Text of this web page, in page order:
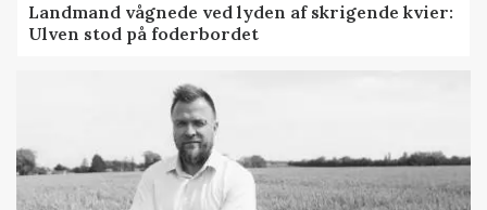
Landmand vågnede ved lyden af skrigende kvier:
Ulven stod på foderbordet